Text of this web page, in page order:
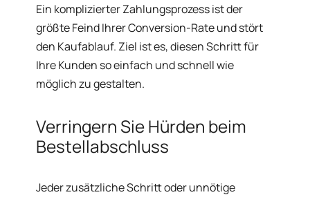
Ein komplizierter Zahlungsprozess ist der
größte Feind Ihrer Conversion-Rate und stört
den Kaufablauf. Ziel ist es, diesen Schritt für
Ihre Kunden so einfach und schnell wie
möglich zu gestalten.
Verringern Sie Hürden beim
Bestellabschluss
Jeder zusätzliche Schritt oder unnötige